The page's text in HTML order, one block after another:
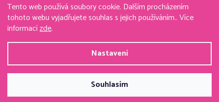
Tento web používá soubory cookie. Dalším procházením
tohoto webu vyjadřujete souhlas s jejich používáním.. Více
informacízde.
Nastavení
Souhlasím
736 611 204
obchod@detske-kocarky.cz
Vytvořil Shoptet&PekneWeby
detske-kocarky.cz. Všechna práva
vyhrazena.